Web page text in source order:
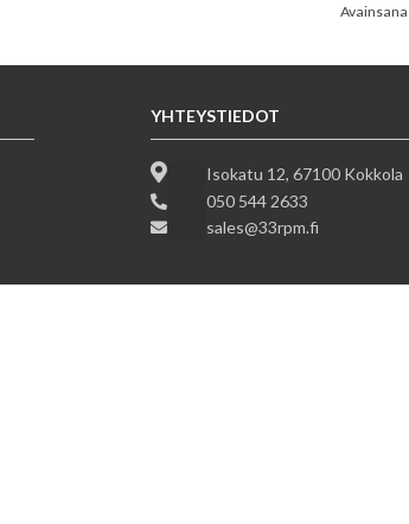
YHTEYSTIEDOT
Isokatu 12, 67100 Kokkola
050 544 2633
sales@33rpm.fi